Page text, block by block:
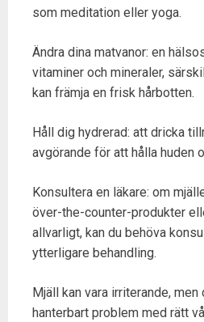
som meditation eller yoga.
Ändra dina matvanor: en
vitaminer och mineraler,
kan främja en frisk hårbotten.
Håll dig hydrerad: att dricka
avgörande för att hålla huden
Konsultera en läkare: om
över-the-counter-produkter
allvarligt, kan du behöva
ytterligare behandling.
Mjäll kan vara irriterande,
hanterbart problem med rätt